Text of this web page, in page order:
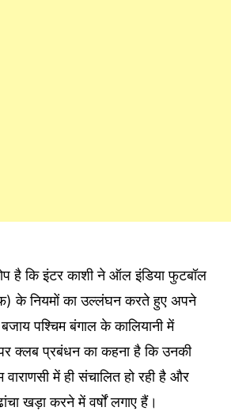
है कि इंटर काशी ने ऑल इंडिया फुटबॉल
के नियमों का उल्लंघन करते हुए अपने
बजाय पश्चिम बंगाल के कालियानी में
क्लब प्रबंधन का कहना है कि उनकी
में ही संचालित हो रही है और
खड़ा करने में वर्षों लगाए हैं।